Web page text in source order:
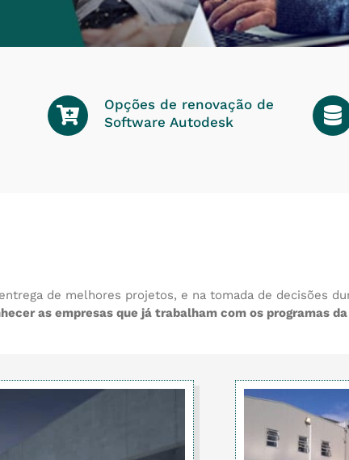
Opções de renovação de
Software Autodesk
de melhores projetos, e na tomada de decisões
as empresas que já trabalham com os programas